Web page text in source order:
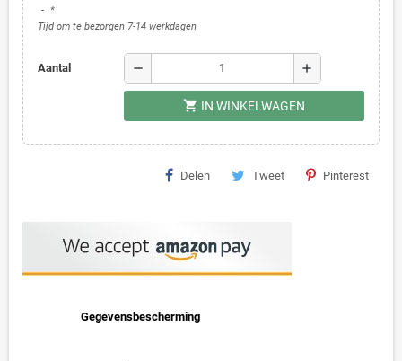
*
Tijd om te bezorgen 7-14 werkdagen
Aantal remove add
shopping_cart IN WINKELWAGEN
Delen Tweet Pinterest
Gegevensbescherming